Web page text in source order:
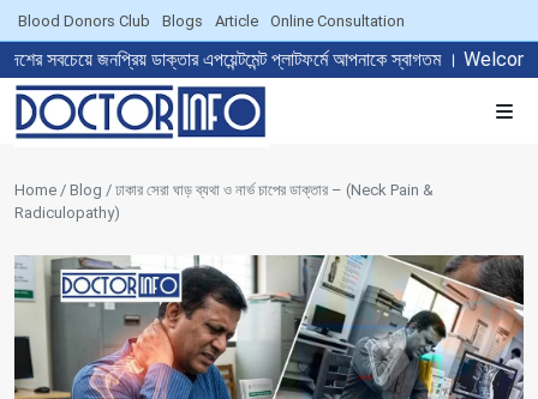
Blood Donors Club Blogs Article Online Consultation
ডাক্তার এপয়েন্টমেন্ট প্লাটফর্মে আপনাকে স্বাগতম । Welcome to
Home / Blog / ঢাকার সেরা ঘাড় ব্যথা ও নার্ভ চাপের ডাক্তার – (Neck Pain &
Radiculopathy)